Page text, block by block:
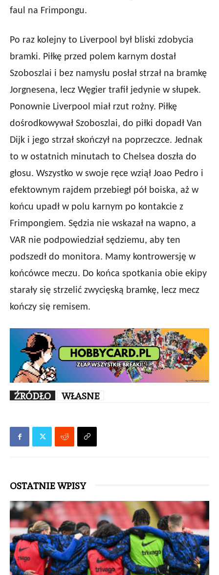
faul na Frimpongu.
Po raz kolejny to Liverpool był bliski zdobycia
bramki. Piłkę przed polem karnym dostał
Szoboszlai i bez namysłu posłał strzał na bramkę
Jorgnesena, lecz Węgier trafił jedynie w słupek.
Ponownie Liverpool miał rzut rożny. Piłkę
dośrodkowywał Szoboszlai, do piłki dopadł Van
Dijk i jego strzał skończył na poprzeczce. Jednak
to w ostatnich minutach to Chelsea doszła do
głosu. Wszystko w swoje ręce wziął Joao Pedro i
efektownym rajdem przebiegł pół boiska, aż w
końcu upadł w polu karnym po kontakcie z
Frimpongiem. Sędzia nie wskazał na wapno, a
VAR nie podpowiedział sędziemu, aby ten
podszedł do monitora. Mamy kontrowersję w
końcówce meczu. Do końca spotkania obie ekipy
starały się strzelić zwycięską bramkę, lecz mecz
kończy się remisem.
ŹRÓDŁO WŁASNE
OSTATNIE WPISY